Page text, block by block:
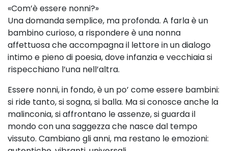
«Com’è essere nonni?»
Una domanda semplice, ma profonda. A farla è un
bambino curioso, a rispondere è una nonna
affettuosa che accompagna il lettore in un dialogo
intimo e pieno di poesia, dove infanzia e vecchiaia si
rispecchiano l’una nell’altra.
Essere nonni, in fondo, è un po’ come essere bambini:
si ride tanto, si sogna, si balla. Ma si conosce anche la
malinconia, si affrontano le assenze, si guarda il
mondo con una saggezza che nasce dal tempo
vissuto. Cambiano gli anni, ma restano le emozioni: